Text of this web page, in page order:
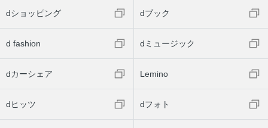
dショッピング dブック
d fashion dミュージック
dカーシェア Lemino
dヒッツ dフォト